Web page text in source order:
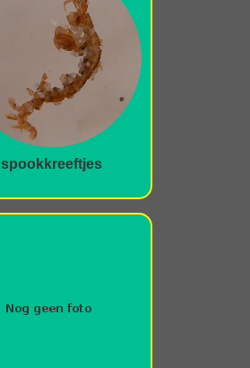
spookkreeftjes